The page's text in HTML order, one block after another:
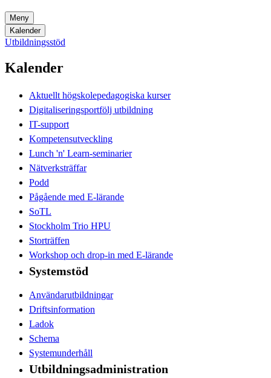
Meny
Kalender
Utbildningsstöd
Kalender
Aktuellt högskolepedagogiska kurser
Digitaliseringsportfölj utbildning
IT-support
Kompetensutveckling
Lunch 'n' Learn-seminarier
Nätverksträffar
Podd
Pågående med E-lärande
SoTL
Stockholm Trio HPU
Storträffen
Workshop och drop-in med E-lärande
Systemstöd
Användarutbildningar
Driftsinformation
Ladok
Schema
Systemunderhåll
Utbildningsadministration